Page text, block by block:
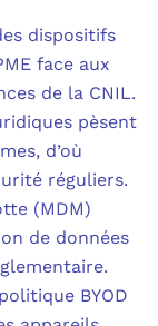
dispositifs
face aux
de la CNIL.
pèsent
d’où
réguliers.
(MDM)
de données
BYOD